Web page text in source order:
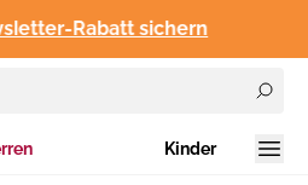
Rabatt sichern
Kinder